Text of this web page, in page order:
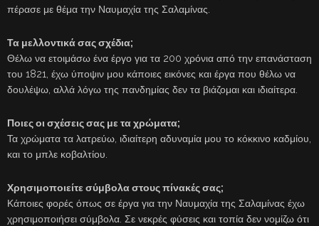
πέρασε με θέμα την Ναυμαχία της Σαλαμίνας.
Τα μελλοντικά σας σχέδια;
Θέλω να ετοιμάσω ένα έργο για τα 200 χρόνια από την επανάσταση
του 1821, έχω ύποψιν μου κάποιες εικόνες και έργα που θέλω να
δουλέψω, αλλά λόγω της πανδημίας δεν τα βιάζομαι και ιδιαίτερα.
Ποιες οι σχέσεις σας με τα χρώματα;
Τα χρώματα τα λατρεύω, ιδιαίτερη αδυναμία μου το κόκκινο καδμίου,
και το μπλε κοβαλτίου.
Χρησιμοποιείτε σύμβολα στους πίνακές σας;
Κάποιες φορές όπως σε έργα για την Ναυμαχία της Σαλαμίνας έχω
χρησιμοποιήσει σύμβολα. Σε νεκρές φύσεις και τοπία δεν νομίζω ότι